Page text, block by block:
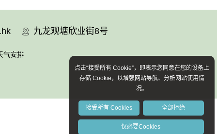
九龙观塘欣业街8号
气安排
点击“接受所有 Cookie”，即表示您同意在您的设备上
存储 Cookie，以增强网站导航、分析网站使用情
况。
接受所有 Cookies 全部拒绝
仅必要Cookies